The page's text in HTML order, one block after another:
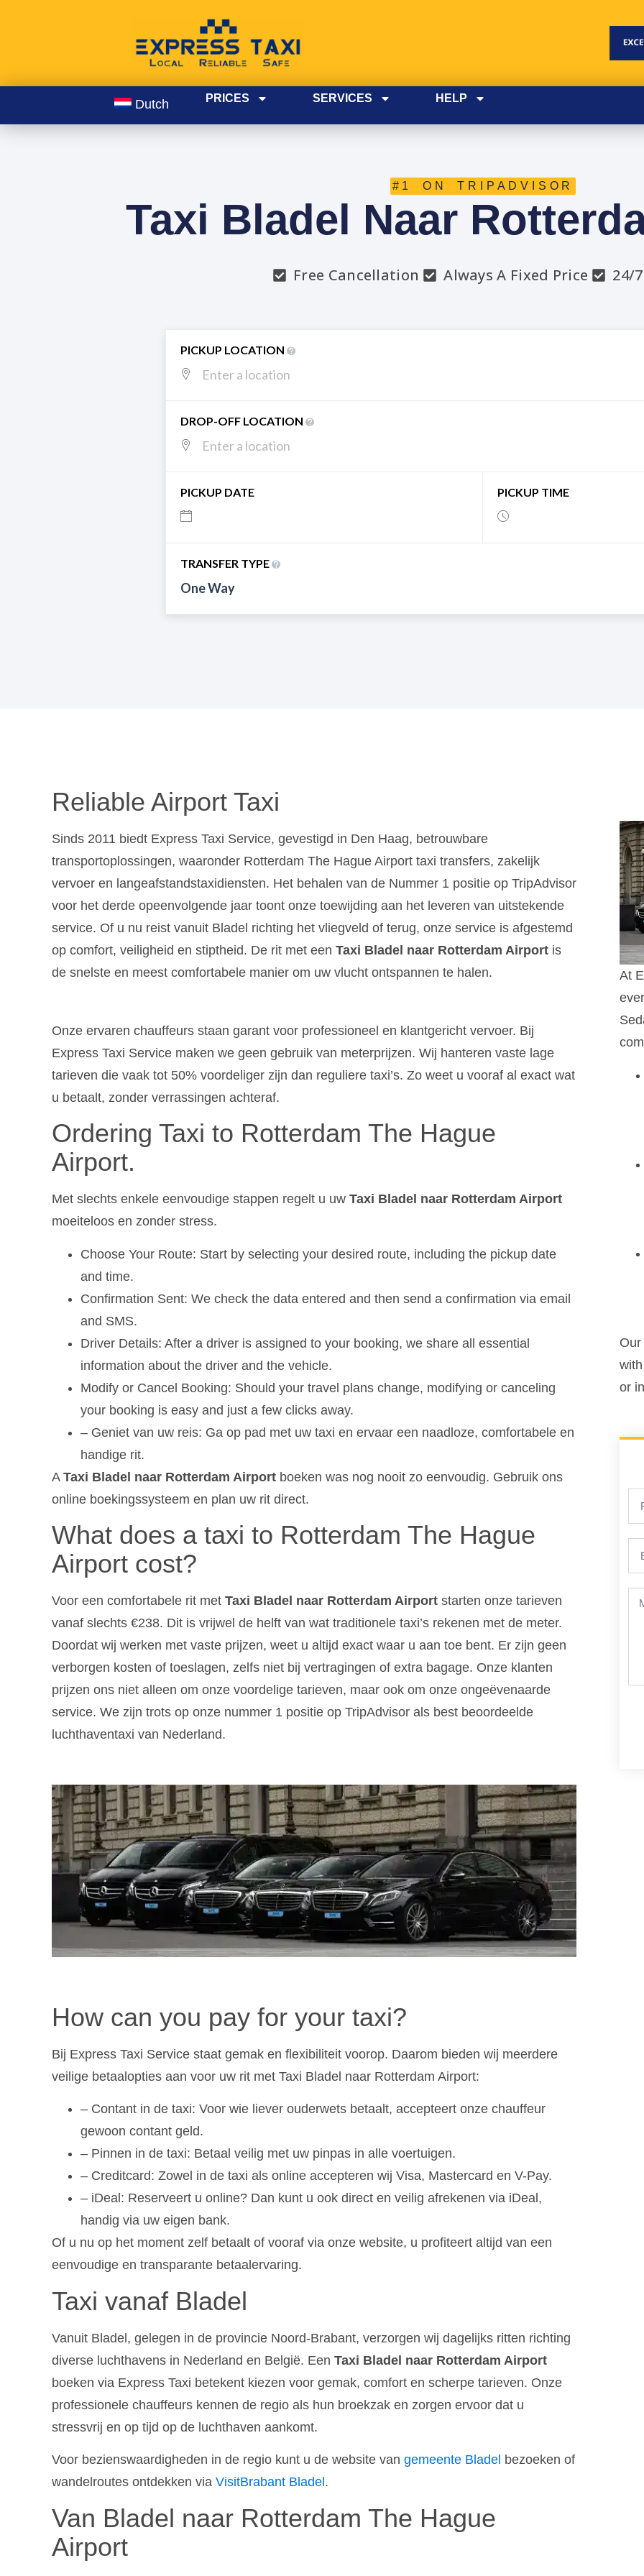
Dutch PRICES SERVICES HELP
#1 ON TRIPADVISOR
Taxi Bladel Naar
Free Cancellation Always A Fixed Price 24/
PICKUP LOCATION
DROP-OFF LOCATION
PICKUP DATE PICKUP TIME
TRANSFER TYPE
One Way
Reliable Airport Taxi
Sinds 2011 biedt Express Taxi Service, gevestigd in Den Haag, betrouwbare
transportoplossingen, waaronder Rotterdam The Hague Airport taxi transfers, zakelijk
vervoer en langeafstandstaxidiensten. Het behalen van de Nummer 1 positie op TripAdvisor
voor het derde opeenvolgende jaar toont onze toewijding aan het leveren van uitstekende
service. Of u nu reist vanuit Bladel richting het vliegveld of terug, onze service is afgestemd
op comfort, veiligheid en stiptheid. De rit met een Taxi Bladel naar Rotterdam Airport is
de snelste en meest comfortabele manier om uw vlucht ontspannen te halen.
Onze ervaren chauffeurs staan garant voor professioneel en klantgericht vervoer. Bij
Express Taxi Service maken we geen gebruik van meterprijzen. Wij hanteren vaste lage
tarieven die vaak tot 50% voordeliger zijn dan reguliere taxi’s. Zo weet u vooraf al exact wat
u betaalt, zonder verrassingen achteraf.
Ordering Taxi to Rotterdam The Hague
Airport.
Met slechts enkele eenvoudige stappen regelt u uw Taxi Bladel naar Rotterdam Airport
moeiteloos en zonder stress.
Choose Your Route: Start by selecting your desired route, including the pickup date
and time.
Confirmation Sent: We check the data entered and then send a confirmation via email
and SMS.
Driver Details: After a driver is assigned to your booking, we share all essential
information about the driver and the vehicle.
Modify or Cancel Booking: Should your travel plans change, modifying or canceling
your booking is easy and just a few clicks away.
– Geniet van uw reis: Ga op pad met uw taxi en ervaar een naadloze, comfortabele en
handige rit.
A Taxi Bladel naar Rotterdam Airport boeken was nog nooit zo eenvoudig. Gebruik ons
online boekingssysteem en plan uw rit direct.
What does a taxi to Rotterdam The Hague
Airport cost?
Voor een comfortabele rit met Taxi Bladel naar Rotterdam Airport starten onze tarieven
vanaf slechts €238. Dit is vrijwel de helft van wat traditionele taxi’s rekenen met de meter.
Doordat wij werken met vaste prijzen, weet u altijd exact waar u aan toe bent. Er zijn geen
verborgen kosten of toeslagen, zelfs niet bij vertragingen of extra bagage. Onze klanten
prijzen ons niet alleen om onze voordelige tarieven, maar ook om onze ongeëvenaarde
service. We zijn trots op onze nummer 1 positie op TripAdvisor als best beoordeelde
luchthaventaxi van Nederland.
How can you pay for your taxi?
Bij Express Taxi Service staat gemak en flexibiliteit voorop. Daarom bieden wij meerdere
veilige betaalopties aan voor uw rit met Taxi Bladel naar Rotterdam Airport:
– Contant in de taxi: Voor wie liever ouderwets betaalt, accepteert onze chauffeur
gewoon contant geld.
– Pinnen in de taxi: Betaal veilig met uw pinpas in alle voertuigen.
– Creditcard: Zowel in de taxi als online accepteren wij Visa, Mastercard en V-Pay.
– iDeal: Reserveert u online? Dan kunt u ook direct en veilig afrekenen via iDeal,
handig via uw eigen bank.
Of u nu op het moment zelf betaalt of vooraf via onze website, u profiteert altijd van een
eenvoudige en transparante betaalervaring.
Taxi vanaf Bladel
Vanuit Bladel, gelegen in de provincie Noord-Brabant, verzorgen wij dagelijks ritten richting
diverse luchthavens in Nederland en België. Een Taxi Bladel naar Rotterdam Airport
boeken via Express Taxi betekent kiezen voor gemak, comfort en scherpe tarieven. Onze
professionele chauffeurs kennen de regio als hun broekzak en zorgen ervoor dat u
stressvrij en op tijd op de luchthaven aankomt.
Voor bezienswaardigheden in de regio kunt u de website van gemeente Bladel bezoeken of
wandelroutes ontdekken via VisitBrabant Bladel .
Van Bladel naar Rotterdam The Hague
Airport
At
or